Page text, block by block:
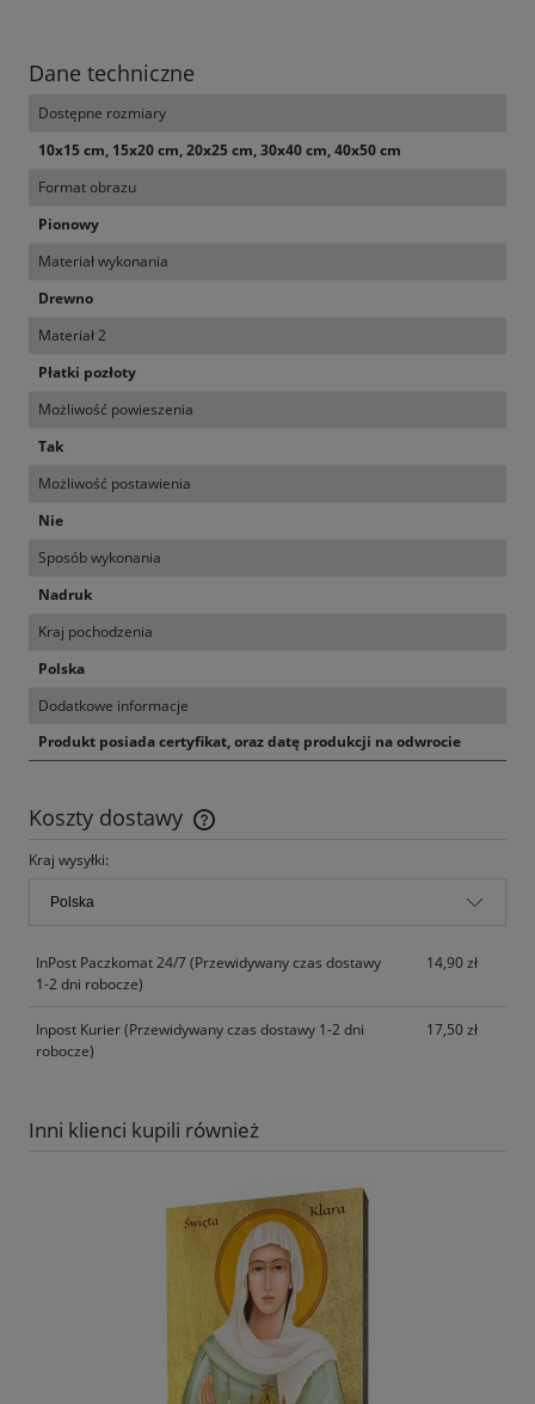
Dane techniczne
Dostępne rozmiary
10x15 cm, 15x20 cm, 20x25 cm, 30x40 cm, 40x50 cm
Format obrazu
Pionowy
Materiał wykonania
Drewno
Materiał 2
Płatki pozłoty
Możliwość powieszenia
Tak
Możliwość postawienia
Nie
Sposób wykonania
Nadruk
Kraj pochodzenia
Polska
Dodatkowe informacje
Produkt posiada certyfikat, oraz datę produkcji na odwrocie
Koszty dostawy
Cena nie zawiera ewentualnych kosztów płatności
Kraj wysyłki:
InPost Paczkomat 24/7(Przewidywany czas dostawy
1-2 dni robocze)
14,90 zł
Inpost Kurier(Przewidywany czas dostawy 1-2 dni
robocze)
17,50 zł
Inni klienci kupili również